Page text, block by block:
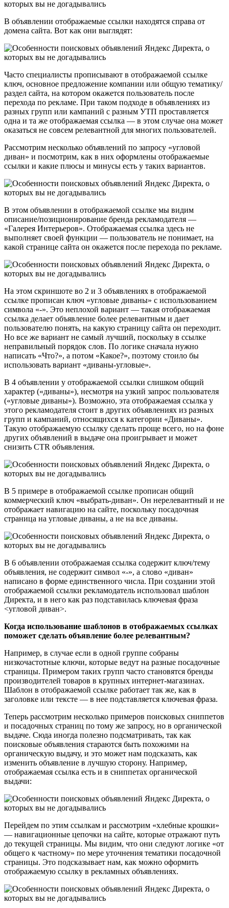
В объявлении отображаемые ссылки находятся справа от
домена сайта. Вот как они выглядят:
Часто специалисты прописывают в отображаемой ссылке
ключ, основное предложение компании или общую тематику/
раздел сайта, на котором окажется пользователь после
перехода по рекламе. При таком подходе в объявлениях из
разных групп или кампаний с разным УТП проставляется
одна и та же отображаемая ссылка — в этом случае она может
оказаться не совсем релевантной для многих пользователей.
Рассмотрим несколько объявлений по запросу «угловой
диван» и посмотрим, как в них оформлены отображаемые
ссылки и какие плюсы и минусы есть у таких вариантов.
В этом объявлении в отображаемой ссылке мы видим
описание/позиционирование бренда рекламодателя —
«Галерея Интерьеров». Отображаемая ссылка здесь не
выполняет своей функции — пользователь не понимает, на
какой странице сайта он окажется после перехода по рекламе.
На этом скриншоте во 2 и 3 объявлениях в отображаемой
ссылке прописан ключ «угловые диваны» с использованием
символа «-». Это неплохой вариант — такая отображаемая
ссылка делает объявление более релевантным и дает
пользователю понять, на какую страницу сайта он переходит.
Но все же вариант не самый лучший, поскольку в ссылке
неправильный порядок слов. По логике сначала нужно
написать «Что?», а потом «Какое?», поэтому стоило бы
использовать вариант «диваны-угловые».
В 4 объявлении у отображаемой ссылки слишком общий
характер («диваны»), несмотря на узкий запрос пользователя
(«угловые диваны»). Возможно, эта отображаемая ссылка у
этого рекламодателя стоит в других объявлениях из разных
групп и кампаний, относящихся к категории «Диваны».
Такую отображаемую ссылку сделать проще всего, но на фоне
других объявлений в выдаче она проигрывает и может
снизить CTR объявления.
В 5 примере в отображаемой ссылке прописан общий
коммерческий ключ «выбрать-диван». Он нерелевантный и не
отображает навигацию на сайте, поскольку посадочная
страница на угловые диваны, а не на все диваны.
В 6 объявлении отображаемая ссылка содержит ключ/тему
объявления, не содержит символ «-», а слово «диван»
написано в форме единственного числа. При создании этой
отображаемой ссылки рекламодатель использовал шаблон
Директа, и в него как раз подставилась ключевая фраза
<угловой диван>.
Когда использование шаблонов в отображаемых ссылках
поможет сделать объявление более релевантным?
Например, в случае если в одной группе собраны
низкочастотные ключи, которые ведут на разные посадочные
страницы. Примером таких групп часто становятся бренды
производителей товаров в крупных интернет-магазинах.
Шаблон в отображаемой ссылке работает так же, как в
заголовке или тексте — в нее подставляется ключевая фраза.
Теперь рассмотрим несколько примеров поисковых сниппетов
и посадочных страниц по тому же запросу, но в органической
выдаче. Сюда иногда полезно подсматривать, так как
поисковые объявления стараются быть похожими на
органическую выдачу, и это может нам подсказать, как
изменить объявление в лучшую сторону. Например,
отображаемая ссылка есть и в сниппетах органической
выдачи:
Перейдем по этим ссылкам и рассмотрим «хлебные крошки»
— навигационные цепочки на сайте, которые отражают путь
до текущей страницы. Мы видим, что они следуют логике «от
общего к частному» по мере уточнения тематики посадочной
страницы. Это подсказывает нам, как можно оформить
отображаемую ссылку в рекламных объявлениях.